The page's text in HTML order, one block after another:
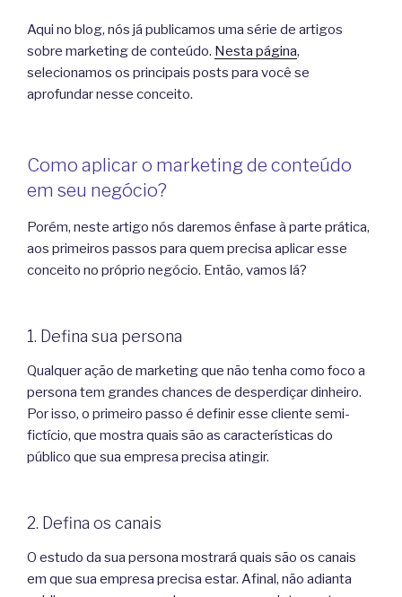
Aqui no blog, nós já publicamos uma série de artigos
sobre marketing de conteúdo. Nesta página,
selecionamos os principais posts para você se
aprofundar nesse conceito.
Como aplicar o marketing de conteúdo
em seu negócio?
Porém, neste artigo nós daremos ênfase à parte prática,
aos primeiros passos para quem precisa aplicar esse
conceito no próprio negócio. Então, vamos lá?
1. Defina sua persona
Qualquer ação de marketing que não tenha como foco a
persona tem grandes chances de desperdiçar dinheiro.
Por isso, o primeiro passo é definir esse cliente semi-
fictício, que mostra quais são as características do
público que sua empresa precisa atingir.
2. Defina os canais
O estudo da sua persona mostrará quais são os canais
em que sua empresa precisa estar. Afinal, não adianta